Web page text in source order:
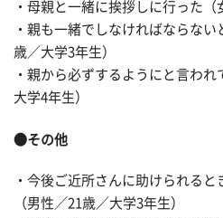
・母親と一緒に挨拶しに行った（
・親も一緒でしなければならな
歳／大学3年生）
・親から必ずするようにと言わ
大学4年生）
●その他
・今後ご近所さんに助けられる
（男性／21歳／大学3年生）